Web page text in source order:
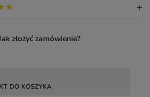
złożyć zamówienie?
DO KOSZYKA